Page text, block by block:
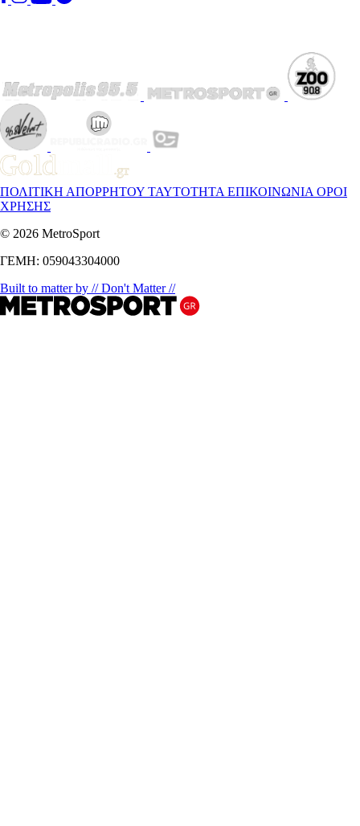
ΠΟΛΙΤΙΚΗ ΑΠΟΡΡΗΤΟΥ ΤΑΥΤΟΤΗΤΑ ΕΠΙΚΟΙΝΩΝΙΑ ΟΡΟΙ
ΧΡΗΣΗΣ
© 2026 MetroSport
ΓΕΜΗ: 059043304000
Built to matter by // Don't Matter //